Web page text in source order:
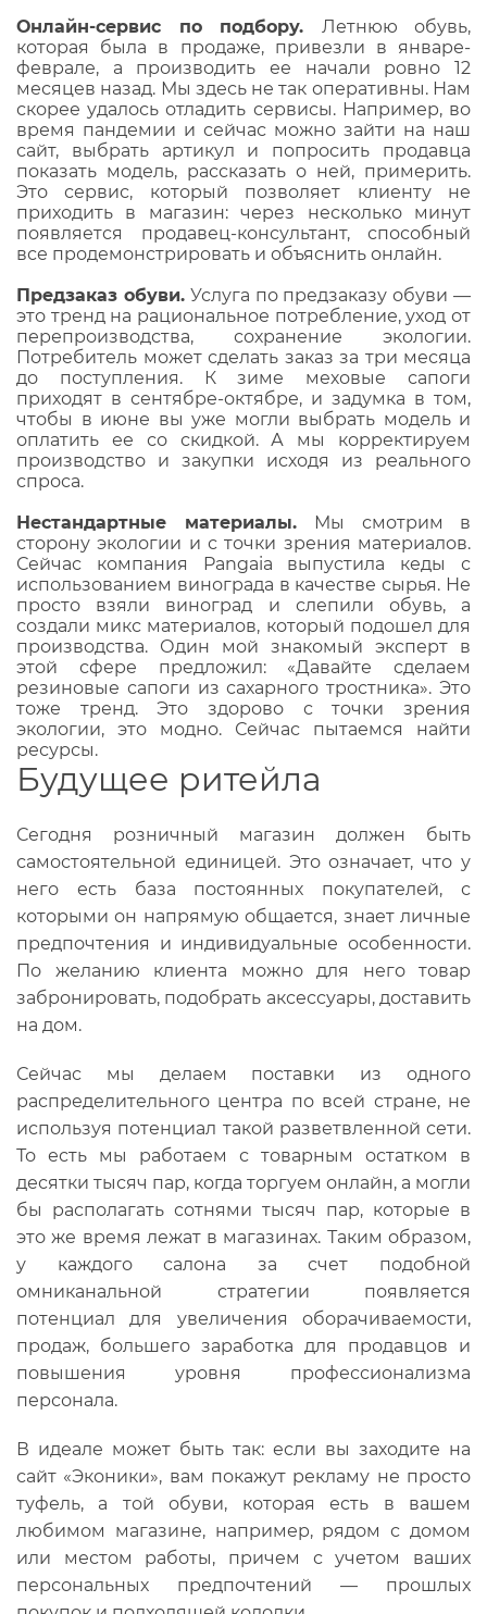
Онлайн-сервис по подбору. Летнюю обувь,
которая была в продаже, привезли в январе-
феврале, а производить ее начали ровно 12
месяцев назад. Мы здесь не так оперативны. Нам
скорее удалось отладить сервисы. Например, во
время пандемии и сейчас можно зайти на наш
сайт, выбрать артикул и попросить продавца
показать модель, рассказать о ней, примерить.
Это сервис, который позволяет клиенту не
приходить в магазин: через несколько минут
появляется продавец-консультант, способный
все продемонстрировать и объяснить онлайн.
Предзаказ обуви.Услуга по предзаказу обуви —
это тренд на рациональное потребление, уход от
перепроизводства, сохранение экологии.
Потребитель может сделать заказ за три месяца
до поступления. К зиме меховые сапоги
приходят в сентябре-октябре, и задумка в том,
чтобы в июне вы уже могли выбрать модель и
оплатить ее со скидкой. А мы корректируем
производство и закупки исходя из реального
спроса.
Нестандартные материалы.
Мы смотрим в
сторону экологии и с точки зрения материалов.
Сейчас компания Pangaia выпустила кеды с
использованием винограда в качестве сырья. Не
просто взяли виноград и слепили обувь, а
создали микс материалов, который подошел для
производства. Один мой знакомый эксперт в
этой сфере предложил: «Давайте сделаем
резиновые сапоги из сахарного тростника». Это
тоже тренд. Это здорово с точки зрения
экологии, это модно. Сейчас пытаемся найти
ресурсы.
Будущее ритейла
Сегодня розничный магазин должен быть
самостоятельной единицей. Это означает, что у
него есть база постоянных покупателей, с
которыми он напрямую общается, знает личные
предпочтения и индивидуальные особенности.
По желанию клиента можно для него товар
забронировать, подобрать аксессуары, доставить
на дом.
Сейчас мы делаем поставки из одного
распределительного центра по всей стране, не
используя потенциал такой разветвленной сети.
То есть мы работаем с товарным остатком в
десятки тысяч пар, когда торгуем онлайн, а могли
бы располагать сотнями тысяч пар, которые в
это же время лежат в магазинах. Таким образом,
у каждого салона за счет подобной
омниканальной стратегии появляется
потенциал для увеличения оборачиваемости,
продаж, большего заработка для продавцов и
повышения уровня профессионализма
персонала.
В идеале может быть так: если вы заходите на
сайт «Эконики», вам покажут рекламу не просто
туфель, а той обуви, которая есть в вашем
любимом магазине, например, рядом с домом
или местом работы, причем с учетом ваших
персональных предпочтений — прошлых